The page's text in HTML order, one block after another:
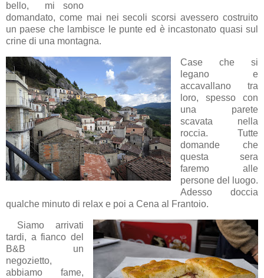
bello, mi sono
domandato, come mai nei secoli scorsi avessero costruito
un paese che lambisce le punte ed è incastonato quasi sul
crine di una montagna.
Case che si
legano e
accavallano tra
loro, spesso con
una parete
scavata nella
roccia. Tutte
domande che
questa sera
faremo alle
persone del luogo.
Adesso doccia
qualche minuto di relax e poi a Cena al Frantoio.
Siamo arrivati
tardi, a fianco del
B&B un
negozietto,
abbiamo fame,